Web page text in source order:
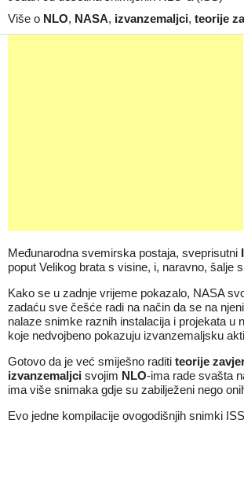
Više o NLO, NASA, izvanzemaljci, teorije
Međunarodna svemirska postaja, sveprisutni
poput Velikog brata s visine, i, naravno, šalje
Kako se u zadnje vrijeme pokazalo, NASA
zadaću sve češće radi na način da se na
nalaze snimke raznih instalacija i projekata u
koje nedvojbeno pokazuju izvanzemaljsku
Gotovo da je već smiješno raditi teorije
izvanzemaljci svojim NLO-ima rade svašta
ima više snimaka gdje su zabilježeni nego
Evo jedne kompilacije ovogodišnjih snimki